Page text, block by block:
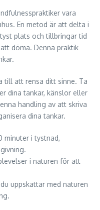
vara
En metod är att delta i
plats och tillbringar tid
döma. Denna praktik
till att rensa ditt sinne. Ta
dina tankar, känslor eller
handling av att skriva
dina tankar.
minuter i tystnad,
i naturen för att
uppskattar med naturen